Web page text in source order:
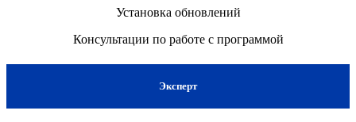
Установка обновлений
Консультации по работе с программой
Эксперт